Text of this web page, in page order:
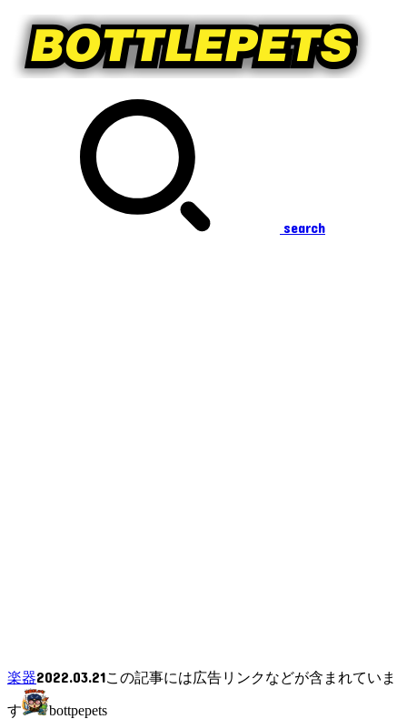
search
楽器2022.03.21この記事には広告リンクなどが含まれていま
す bottpepets